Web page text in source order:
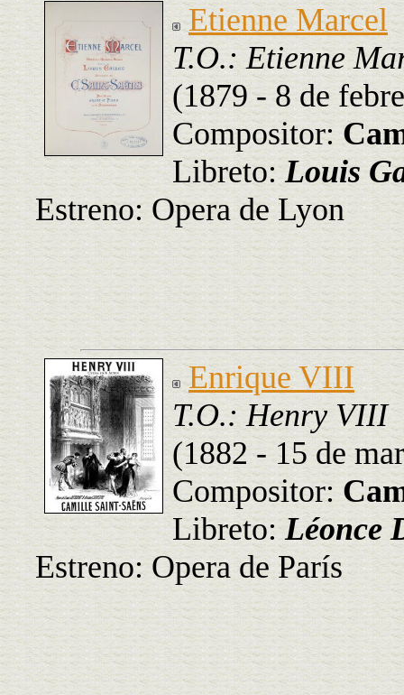
Etienne Marcel
T.O.: Etienne
(1879 - 8 de
Compositor:
Libreto:Louis
Estreno: Opera de Lyon
Enrique VIII
T.O.: Henry VIII
(1882 - 15 de
Compositor:
Libreto:Léonce
Estreno: Opera de París